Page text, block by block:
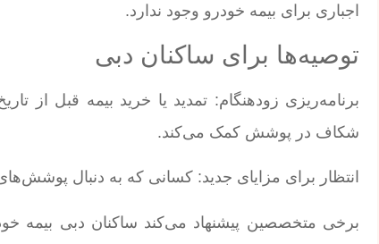
اجباری برای بیمه خودرو وجود ندارد.
توصیه‌ها برای ساکنان دبی
برنامه‌ریزی زودهنگام: تمدید یا خرید بیمه قبل از
شکاف در پوشش کمک می‌کند.
انتظار برای مزایای جدید: کسانی که به دنبال پوشش‌های بهبودیافته
برخی متخصصین پیشنهاد می‌کند ساکنان دبی بیمه